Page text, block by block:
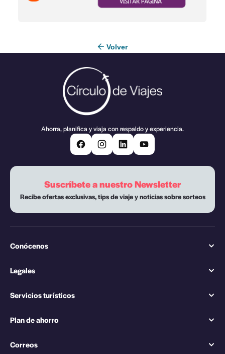
Volver
Ahorra, planifica y viaja con respaldo y experiencia.
Suscríbete a nuestro Newsletter
Recibe ofertas exclusivas, tips de viaje y noticias sobre sorteos
Conócenos
Legales
Servicios turísticos
Plan de ahorro
Correos